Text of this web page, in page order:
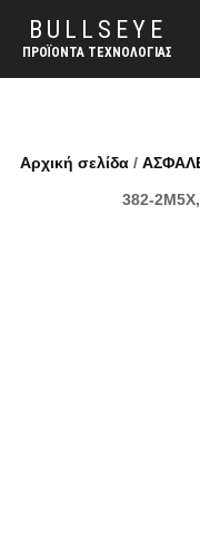
BULLSEYE
ΠΡΟΪΌΝΤΑ ΤΕΧΝΟΛΟΓΊΑΣ
Αρχική σελίδα/
382-